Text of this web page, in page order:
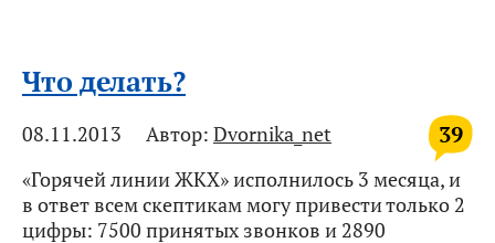
Что делать?
39
08.11.2013 Автор: Dvornika_net
«Горячей линии ЖКХ» исполнилось 3 месяца, и
в ответ всем скептикам могу привести только 2
цифры: 7500 принятых звонков и 2890